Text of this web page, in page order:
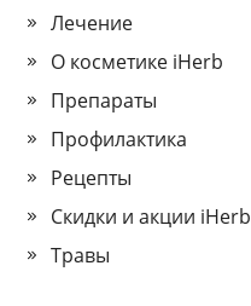
Лечение
О косметике iHerb
Препараты
Профилактика
Рецепты
Скидки и акции iHerb
Травы